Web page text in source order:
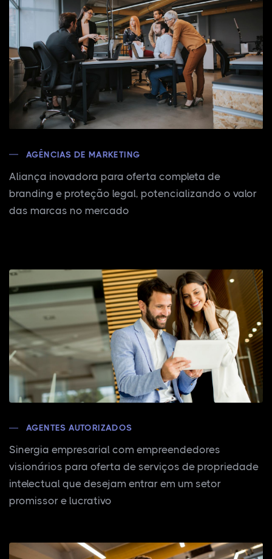
AGÊNCIAS DE MARKETING
Aliança inovadora para oferta completa de
branding e proteção legal, potencializando o valor
das marcas no mercado
AGENTES AUTORIZADOS
Sinergia empresarial com empreendedores
visionários para oferta de serviços de propriedade
intelectual que desejam entrar em um setor
promissor e lucrativo